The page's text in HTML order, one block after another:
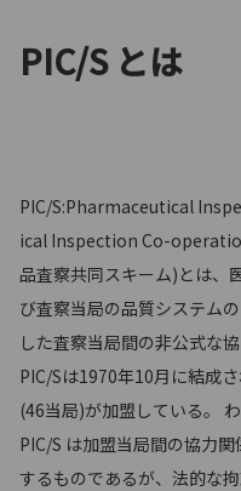
PIC/S とは
PIC/S:Pharmaceutical
ical Inspection Co-
品査察共同スキーム)とは、
び査察当局の品質システム
した査察当局間の非公式な
PIC/Sは1970年10月に結成
(46当局)が加盟している。
PIC/S は加盟当局間の協力
するものであるが、法的な